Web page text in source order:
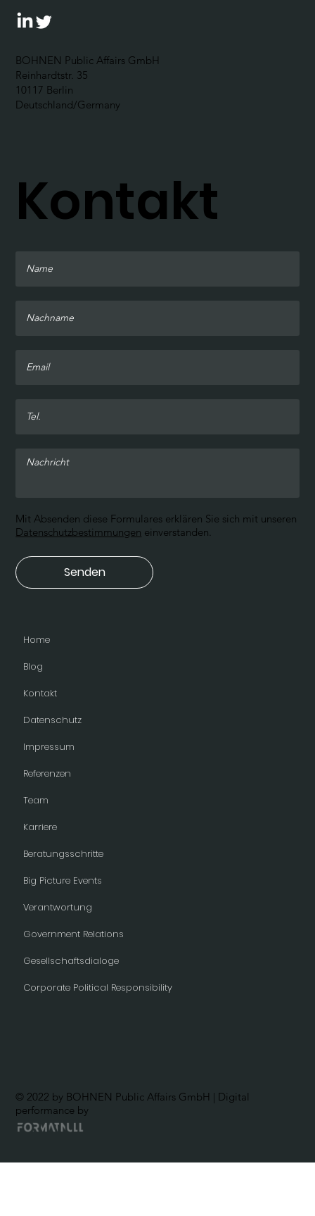
Referenzen
Team
Karriere
Beratungsschritte
Big Picture Events
Verantwortung
Home
Blog
Kontakt
Datenschutz
Impressum
Government Relations
Gesellschaftsdialoge
Corporate Political Responsibility
Senden
Mit Absenden diese Formulares erklären Sie sich mit unseren
Datenschutzbestimmungen einverstanden.
BOHNEN Public Affairs GmbH
Reinhardtstr. 35
10117 Berlin
Deutschland/Germany
Kontakt
© 2022 by BOHNEN Public Affairs GmbH | Digital
performance by